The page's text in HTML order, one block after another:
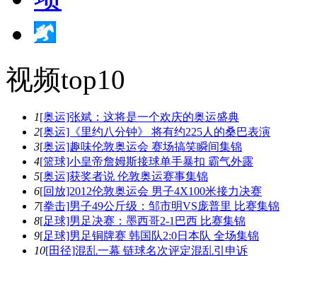
视频top10
1[奥运]张斌：这将是一个欢庆的奥运盛典
2[奥运]《里约八分钟》 将有约225人的桑巴表演
3[奥运]趣味伦敦奥运会 赛场搞笑瞬间集锦
4[篮球]小皇帝詹姆斯接球单手暴扣 霸气外露
5[奥运]获奖者说 伦敦奥运赛事集锦
6[回放]2012伦敦奥运会 男子4X100米接力决赛
7[拳击]男子49公斤级：邹市明VS庞普里 比赛集锦
8[足球]男足决赛：墨西哥2-1巴西 比赛集锦
9[足球]男足铜牌赛 韩国队2:0日本队 全场集锦
10[田径]混乱一幕 链球名次评定混乱引申诉